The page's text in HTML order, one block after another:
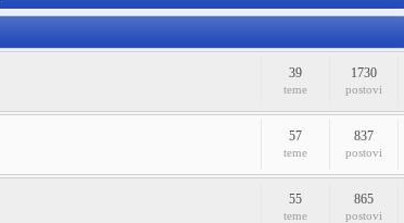
39
teme
1730
postovi
57
teme
837
postovi
55
teme
865
postovi